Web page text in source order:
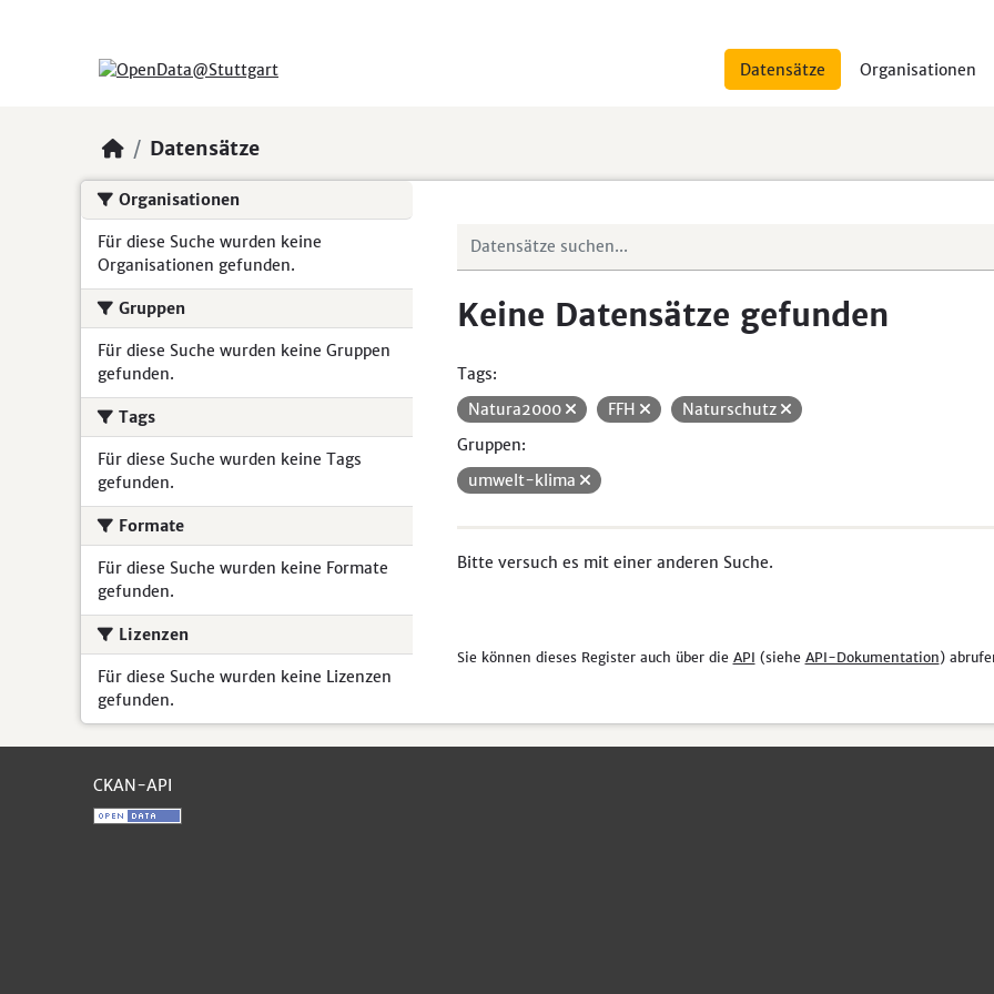
Datensätze Organisationen
Datensätze
Organisationen
Für diese Suche wurden keine
Organisationen gefunden.
Gruppen
Für diese Suche wurden keine Gruppen
gefunden.
Tags
Für diese Suche wurden keine Tags
gefunden.
Formate
Für diese Suche wurden keine Formate
gefunden.
Lizenzen
Für diese Suche wurden keine Lizenzen
gefunden.
Keine Datensätze gefunden
Tags:
Natura2000
FFH
Naturschutz
Gruppen:
umwelt-klima
Bitte versuch es mit einer anderen Suche.
Sie können dieses Register auch über die API (siehe API-Dokumentation)
CKAN-API